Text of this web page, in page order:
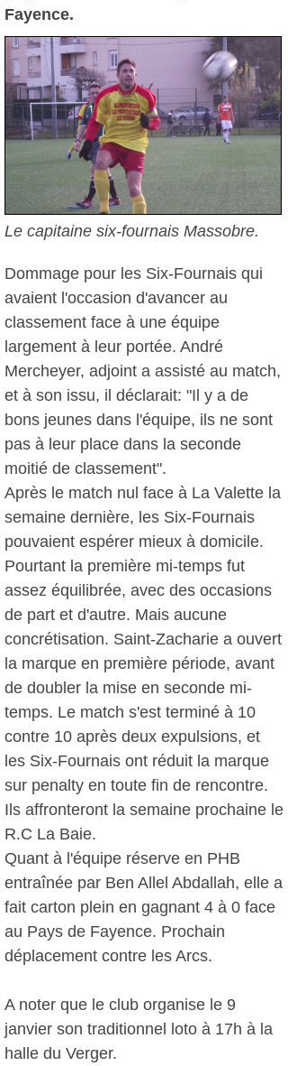
Fayence.
Le capitaine six-fournais Massobre.
Dommage pour les Six-Fournais qui
avaient l'occasion d'avancer au
classement face à une équipe
largement à leur portée. André
Mercheyer, adjoint a assisté au match,
et à son issu, il déclarait: "Il y a de
bons jeunes dans l'équipe, ils ne sont
pas à leur place dans la seconde
moitié de classement".
Après le match nul face à La Valette la
semaine dernière, les Six-Fournais
pouvaient espérer mieux à domicile.
Pourtant la première mi-temps fut
assez équilibrée, avec des occasions
de part et d'autre. Mais aucune
concrétisation. Saint-Zacharie a ouvert
la marque en première période, avant
de doubler la mise en seconde mi-
temps. Le match s'est terminé à 10
contre 10 après deux expulsions, et
les Six-Fournais ont réduit la marque
sur penalty en toute fin de rencontre.
Ils affronteront la semaine prochaine le
R.C La Baie.
Quant à l'équipe réserve en PHB
entraînée par Ben Allel Abdallah, elle a
fait carton plein en gagnant 4 à 0 face
au Pays de Fayence. Prochain
déplacement contre les Arcs.
A noter que le club organise le 9
janvier son traditionnel loto à 17h à la
halle du Verger.